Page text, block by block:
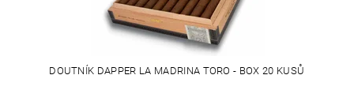
DOUTNÍK DAPPER LA MADRINA TORO - BOX 20 KUSŮ